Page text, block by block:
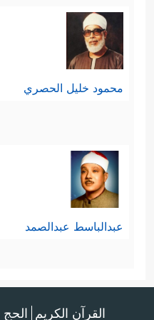
لكلِّ مفردات الفلاح
ثم خصَّ الأخروية
والتأكيد﴿أُوْلَــٰۤىِٕكَ هُمُ
محمود خليل الحصري
عبدالباسط عبدالصمد
القرآن الكريم الحج